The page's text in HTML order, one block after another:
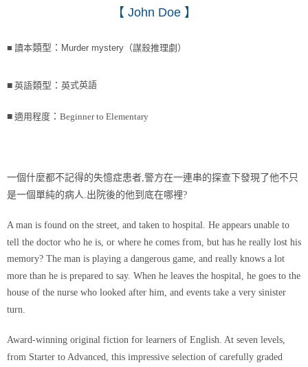
【 John Doe 】
■ 讀本類型： Murder mystery（謀殺推理劇）
■ 英語類型： 英式英語
■ 適用程度 ： Beginner to Elementary
一個什麼都不記得的失憶症患者,警方在一連串的探查下發現了他不只
是一個單純的病人.出院後的他到底在哪裡?
A man is found on the street, and taken to hospital. He appears unable to
tell the doctor who he is, or where he comes from, but has he really lost his
memory? The man is playing a dangerous game, and really knows a lot
more than he is prepared to say. When he leaves the hospital, he goes to the
house of the nurse who looked after him, and events take a very sinister
turn.
Award-winning original fiction for learners of English. At seven levels,
from Starter to Advanced, this impressive selection of carefully graded